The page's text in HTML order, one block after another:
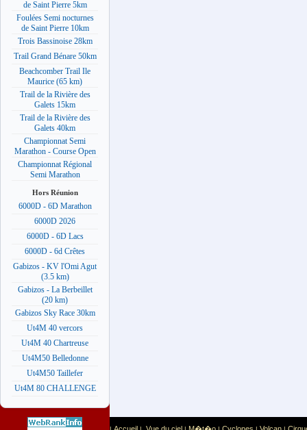
de Saint Pierre 5km
Foulées Semi nocturnes
de Saint Pierre 10km
Trois Bassinoise 28km
Trail Grand Bénare 50km
Beachcomber Trail Ile
Maurice (65 km)
Trail de la Rivière des
Galets 15km
Trail de la Rivière des
Galets 40km
Championnat Semi
Marathon - Course Open
Championnat Régional
Semi Marathon
Hors Réunion
6000D - 6D Marathon
6000D 2026
6000D - 6D Lacs
6000D - 6d Crêtes
Gabizos - KV l'Omi Agut
(3.5 km)
Gabizos - La Berbeillet
(20 km)
Gabizos Sky Race 30km
Ut4M 40 vercors
Ut4M 40 Chartreuse
Ut4M50 Belledonne
Ut4M50 Taillefer
Ut4M 80 CHALLENGE